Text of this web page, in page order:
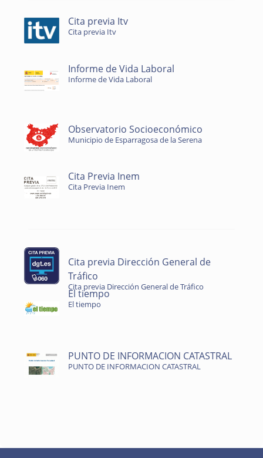
Cita previa Itv
Cita previa Itv
Informe de Vida Laboral
Informe de Vida Laboral
Observatorio Socioeconómico
Municipio de Esparragosa de la Serena
Cita Previa Inem
Cita Previa Inem
Cita previa Dirección General de
Tráfico
Cita previa Dirección General de Tráfico
El tiempo
El tiempo
PUNTO DE INFORMACION CATASTRAL
PUNTO DE INFORMACION CATASTRAL